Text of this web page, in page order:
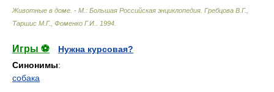
Животные в доме. - М.: Большая Российская энциклопедия. Гребцова В.Г.,
Таршис М.Г., Фоменко Г.И.. 1994.
Игры ⚽
Нужна курсовая?
Синонимы:
собака